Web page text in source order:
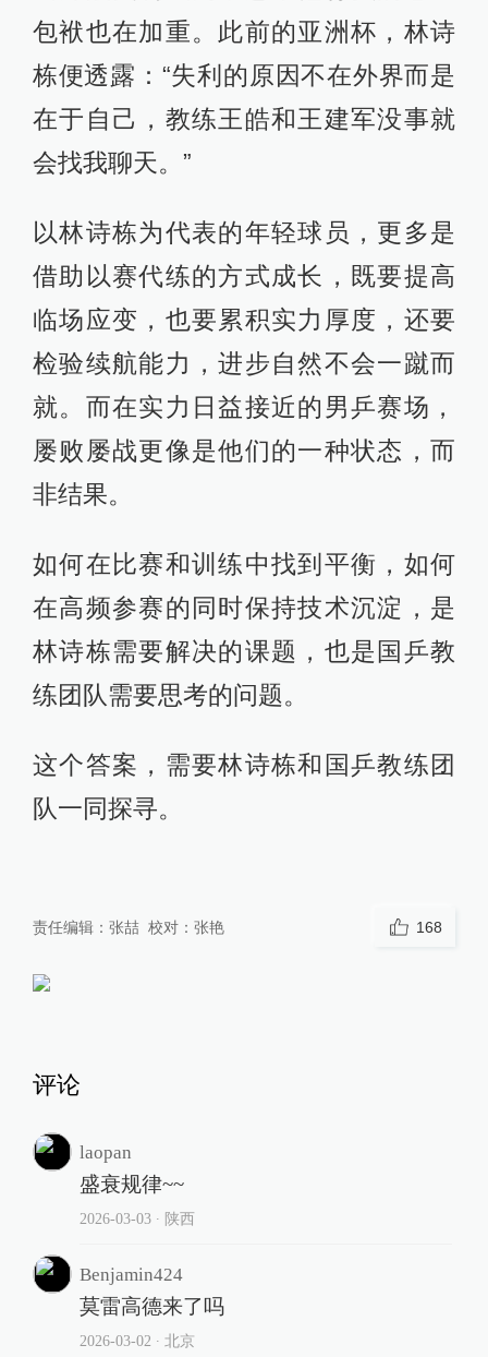
包袱也在加重。此前的亚洲杯，林诗
栋便透露：“失利的原因不在外界而是
在于自己，教练王皓和王建军没事就
会找我聊天。”
以林诗栋为代表的年轻球员，更多是
借助以赛代练的方式成长，既要提高
临场应变，也要累积实力厚度，还要
检验续航能力，进步自然不会一蹴而
就。而在实力日益接近的男乒赛场，
屡败屡战更像是他们的一种状态，而
非结果。
如何在比赛和训练中找到平衡，如何
在高频参赛的同时保持技术沉淀，是
林诗栋需要解决的课题，也是国乒教
练团队需要思考的问题。
这个答案，需要林诗栋和国乒教练团
队一同探寻。
责任编辑： 张喆 校对： 张艳 168
评论
laopan
盛衰规律~~
2026-03-03∙ 陕西
Benjamin424
莫雷高德来了吗
2026-03-02 ∙ 北京